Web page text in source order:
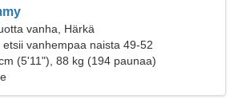
vanha, Härkä
etsii vanhempaa naista 49-52
(5'11"), 88 kg (194 paunaa)